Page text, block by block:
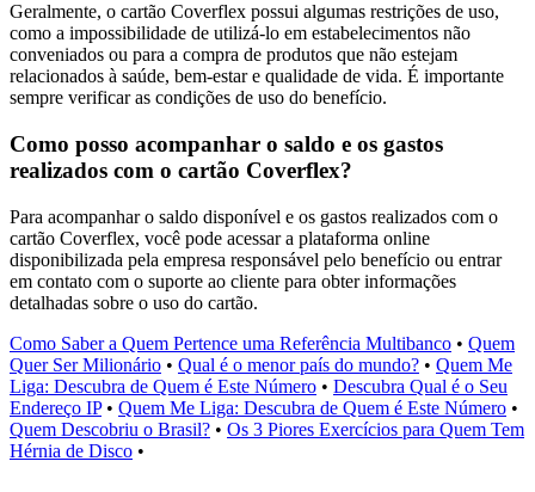
Geralmente, o cartão Coverflex possui algumas restrições de uso,
como a impossibilidade de utilizá-lo em estabelecimentos não
conveniados ou para a compra de produtos que não estejam
relacionados à saúde, bem-estar e qualidade de vida. É importante
sempre verificar as condições de uso do benefício.
Como posso acompanhar o saldo e os gastos
realizados com o cartão Coverflex?
Para acompanhar o saldo disponível e os gastos realizados com o
cartão Coverflex, você pode acessar a plataforma online
disponibilizada pela empresa responsável pelo benefício ou entrar
em contato com o suporte ao cliente para obter informações
detalhadas sobre o uso do cartão.
Como Saber a Quem Pertence uma Referência Multibanco • Quem
Quer Ser Milionário • Qual é o menor país do mundo? • Quem Me
Liga: Descubra de Quem é Este Número • Descubra Qual é o Seu
Endereço IP• Quem Me Liga: Descubra de Quem é Este Número •
Quem Descobriu o Brasil? • Os 3 Piores Exercícios para Quem Tem
Hérnia de Disco •